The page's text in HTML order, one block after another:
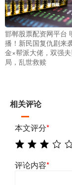
邯郸股票配资网平台
播！新民国复仇剧来
金×帮派大佬，双强
局，乱世救赎
相关评论
本文评分*
评论内容*